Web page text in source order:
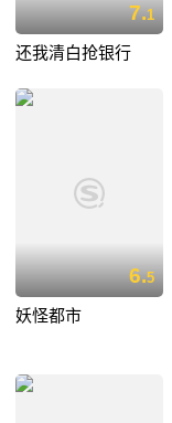
7.1
还我清白抢银行
6.5
妖怪都市